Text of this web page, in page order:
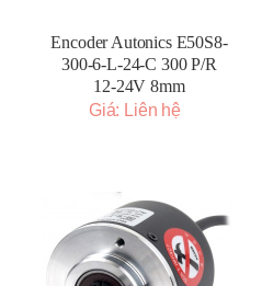
Encoder Autonics E50S8-
300-6-L-24-C 300 P/R
12-24V 8mm
Giá: Liên hệ